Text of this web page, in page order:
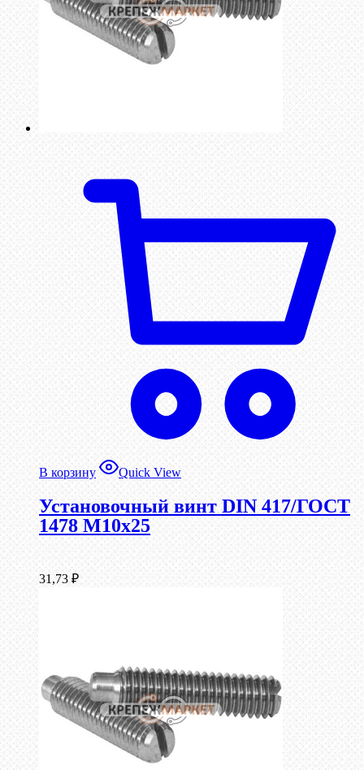
В корзину Quick View
Установочный винт DIN 417/ГОСТ
1478 М10х25
31,73 ₽